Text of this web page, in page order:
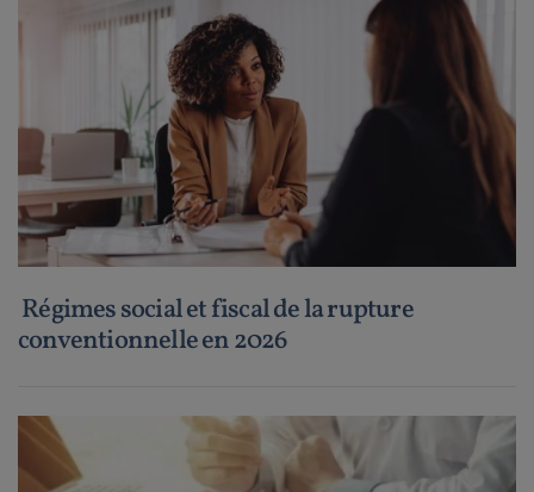
Régimes social et fiscal de la rupture
conventionnelle en 2026